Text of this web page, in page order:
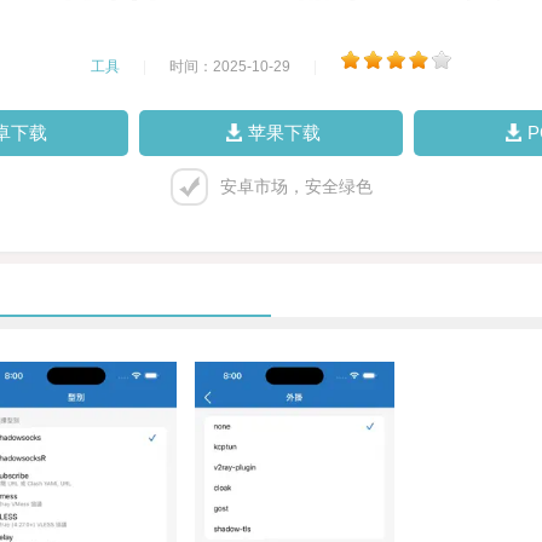
工具 时间：2025-10-29
下载 苹果下载
安卓市场，安全绿色